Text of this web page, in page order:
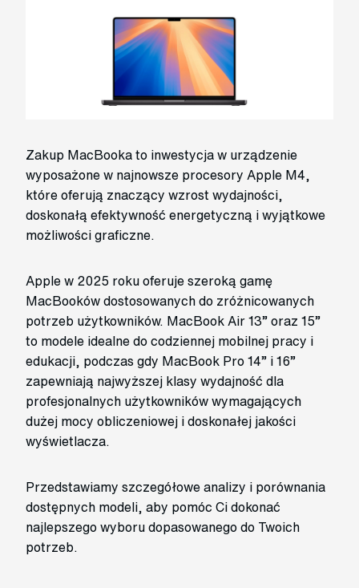
Zakup MacBooka to inwestycja w urządzenie
wyposażone w najnowsze procesory Apple M4,
które oferują znaczący wzrost wydajności,
doskonałą efektywność energetyczną i wyjątkowe
możliwości graficzne.
Apple w 2025 roku oferuje szeroką gamę
MacBooków dostosowanych do zróżnicowanych
potrzeb użytkowników. MacBook Air 13” oraz 15”
to modele idealne do codziennej mobilnej pracy i
edukacji, podczas gdy MacBook Pro 14” i 16”
zapewniają najwyższej klasy wydajność dla
profesjonalnych użytkowników wymagających
dużej mocy obliczeniowej i doskonałej jakości
wyświetlacza.
Przedstawiamy szczegółowe analizy i porównania
dostępnych modeli, aby pomóc Ci dokonać
najlepszego wyboru dopasowanego do Twoich
potrzeb.